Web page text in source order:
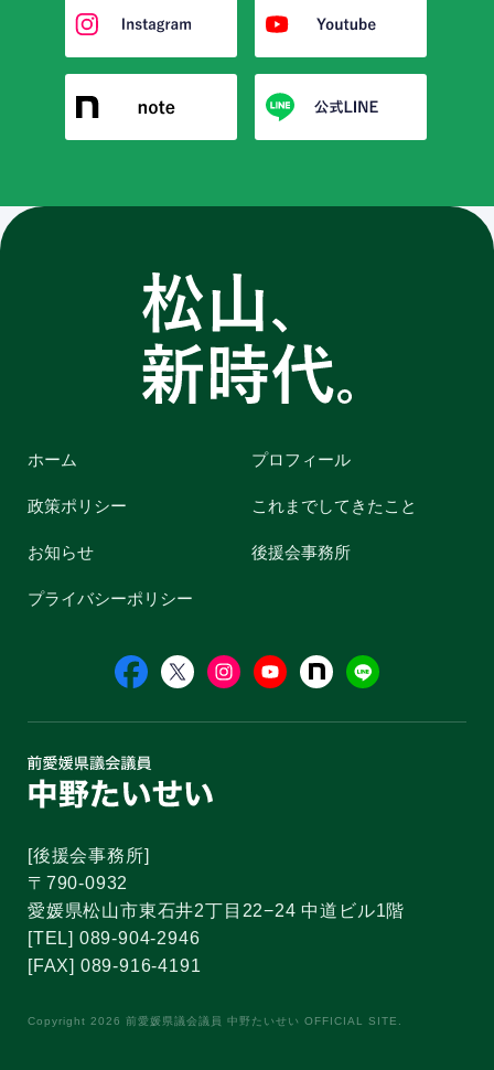
ホーム プロフィール
政策ポリシー これまでしてきたこと
お知らせ 後援会事務所
プライバシーポリシー
[後援会事務所]
〒790-0932
愛媛県松山市東石井2丁目22−24 中道ビル1階
[TEL] 089-904-2946
[FAX] 089-916-4191
Copyright 2026 前愛媛県議会議員 中野たいせい OFFICIAL SITE.